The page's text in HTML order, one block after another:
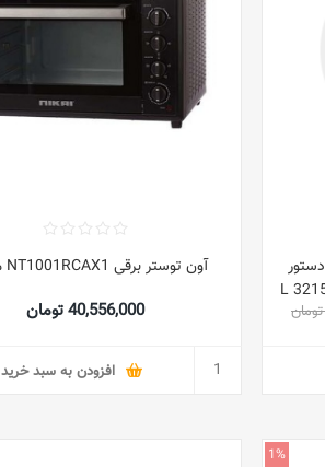
فر چندکاره HLB 8600 ST A+ با 20 دستور
آون توستر برقی NT1001RCAX1 مشکی
40,556,000 تومان
افزودن به سبد خرید
1%